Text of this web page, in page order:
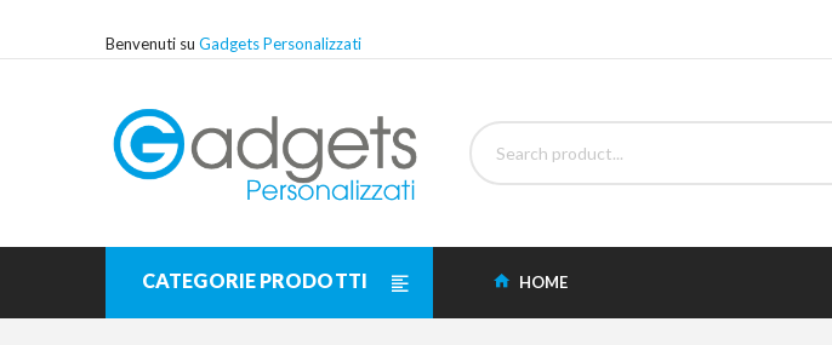
Benvenuti su Gadgets Personalizzati
CATEGORIE PRODOTTI HOME